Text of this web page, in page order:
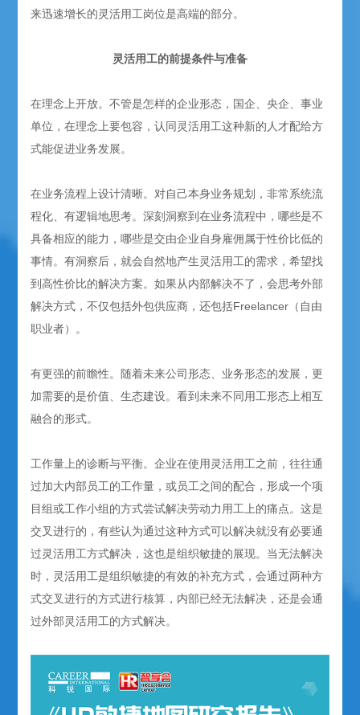
来迅速增长的灵活用工岗位是高端的部分。
灵活用工的前提条件与准备
在理念上开放。不管是怎样的企业形态，国企、央企、事业
单位，在理念上要包容，认同灵活用工这种新的人才配给方
式能促进业务发展。
在业务流程上设计清晰。对自己本身业务规划，非常系统流
程化、有逻辑地思考。深刻洞察到在业务流程中，哪些是不
具备相应的能力，哪些是交由企业自身雇佣属于性价比低的
事情。有洞察后，就会自然地产生灵活用工的需求，希望找
到高性价比的解决方案。如果从内部解决不了，会思考外部
解决方式，不仅包括外包供应商，还包括Freelancer（自由
职业者）。
有更强的前瞻性。随着未来公司形态、业务形态的发展，更
加需要的是价值、生态建设。看到未来不同用工形态上相互
融合的形式。
工作量上的诊断与平衡。企业在使用灵活用工之前，往往通
过加大内部员工的工作量，或员工之间的配合，形成一个项
目组或工作小组的方式尝试解决劳动力用工上的痛点。这是
交叉进行的，有些认为通过这种方式可以解决就没有必要通
过灵活用工方式解决，这也是组织敏捷的展现。当无法解决
时，灵活用工是组织敏捷的有效的补充方式，会通过两种方
式交叉进行的方式进行核算，内部已经无法解决，还是会通
过外部灵活用工的方式解决。